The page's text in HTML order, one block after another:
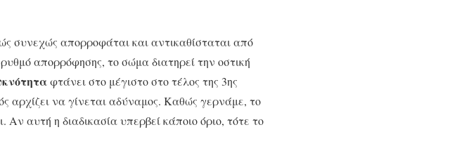
συνεχώς απορροφάται και αντικαθίσταται από
απορρόφησης, το σώμα διατηρεί την οστική
φτάνει στο μέγιστο στο τέλος της 3ης
αρχίζει να γίνεται αδύναμος. Καθώς γερνάμε, το
αυτή η διαδικασία υπερβεί κάποιο όριο, τότε το